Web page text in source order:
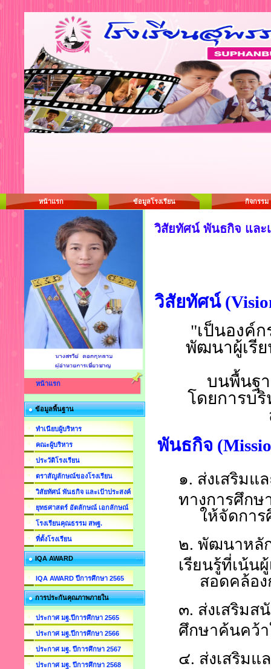
หน้าแรก ข้อมูลโรงเรียน กิจกรรม
หน้าแรก
ข้อมูลพื้นฐาน
ทำเนียบผู้บริหาร
คณะผู้บริหาร
ประวัติโรงเรียน
ตราสัญลักษณ์ของโรงเรียน
วิสัยทัศน์ พันธกิจ และเป้าประสงค์
ยุทธศาสตร์ อัตลักษณ์ เอกลักษณ์
โรงเรียนคุณธรรม สพฐ.
ที่ตั้งโรงเรียน
IQA AWARD
IQA AWARD ปีการศึกษา 2565
การประกันคุณภาพภายใน
ประกาศ มฐ.ปีการศึกษา 2565
ประกาศ มฐ.ปีการศึกษา 2566
ประกาศ มฐ. ปีการศึกษา 2567
ประกาศ มฐ. ปีการศึกษา 2568
วิสัยทัศน์ พันธกิจ และ
วิสัยทัศน์
"เป็นองค์
พัฒนาผู้เรี
บนพื้นฐ
โดยการบ
พันธกิจ
๑. ส่งเสริมแ
ทางการศึกษ
ให้จัดการ
๒. พัฒนาหลั
เรียนรู้ที่เน้น
สอดคล้อง
๓. ส่งเสริมส
ศึกษาค้นคว้
๔. ส่งเสริม